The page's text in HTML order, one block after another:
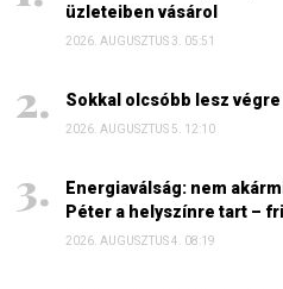
üzleteiben vásárol
2026. AUGUSZTUS 3. 05:51
Sokkal olcsóbb lesz
2026. AUGUSZTUS 5. 12:10
Energiaválság: nem
Péter a helyszínre tart –
2026. AUGUSZTUS 4. 08:19